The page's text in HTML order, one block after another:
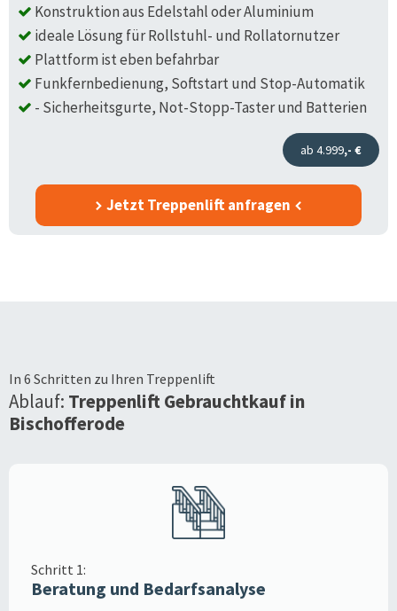
Konstruktion aus Edelstahl oder Aluminium
ideale Lösung für Rollstuhl- und Rollatornutzer
Plattform ist eben befahrbar
Funkfernbedienung, Softstart und Stop-Automatik
- Sicherheitsgurte, Not-Stopp-Taster und Batterien
ab 4.999,- €
Jetzt Treppenlift anfragen
In 6 Schritten zu Ihren Treppenlift
Ablauf: Treppenlift Gebrauchtkauf in
Bischofferode
Schritt 1:
Beratung und Bedarfsanalyse